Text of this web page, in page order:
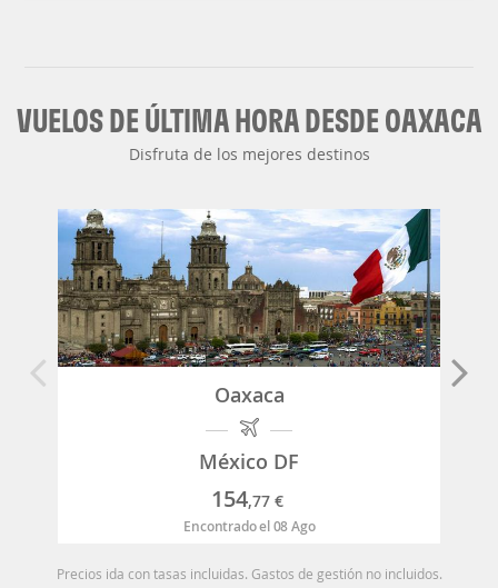
VUELOS DE ÚLTIMA HORA DESDE OAXACA
Disfruta de los mejores destinos
Oaxaca
México DF
154,77 €
Encontrado el 08 Ago
Precios ida con tasas incluidas. Gastos de gestión no incluidos.